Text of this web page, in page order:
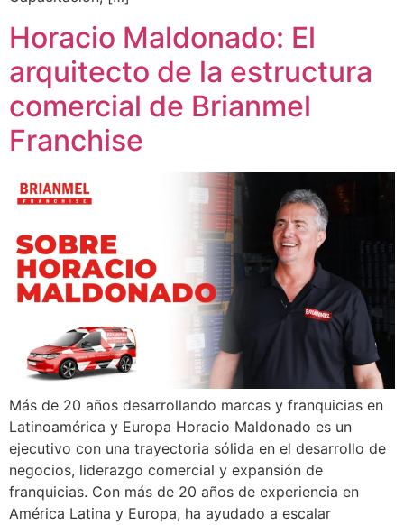
Horacio Maldonado: El
arquitecto de la estructura
comercial de Brianmel
Franchise
Más de 20 años desarrollando marcas y franquicias en
Latinoamérica y Europa Horacio Maldonado es un
ejecutivo con una trayectoria sólida en el desarrollo de
negocios, liderazgo comercial y expansión de
franquicias. Con más de 20 años de experiencia en
América Latina y Europa, ha ayudado a escalar